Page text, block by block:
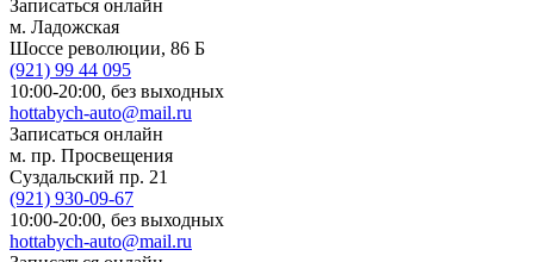
Записаться онлайн
м. Ладожская
Шоссе революции, 86 Б
(921) 99 44 095
10:00-20:00, без выходных
hottabych-auto@mail.ru
Записаться онлайн
м. пр. Просвещения
Суздальский пр. 21
(921) 930-09-67
10:00-20:00, без выходных
hottabych-auto@mail.ru